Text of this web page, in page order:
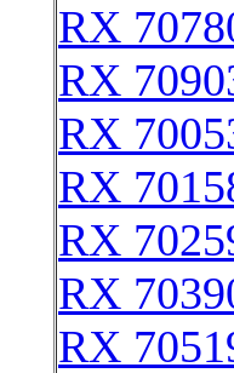
RX
RX
RX
RX
RX
RX
RX